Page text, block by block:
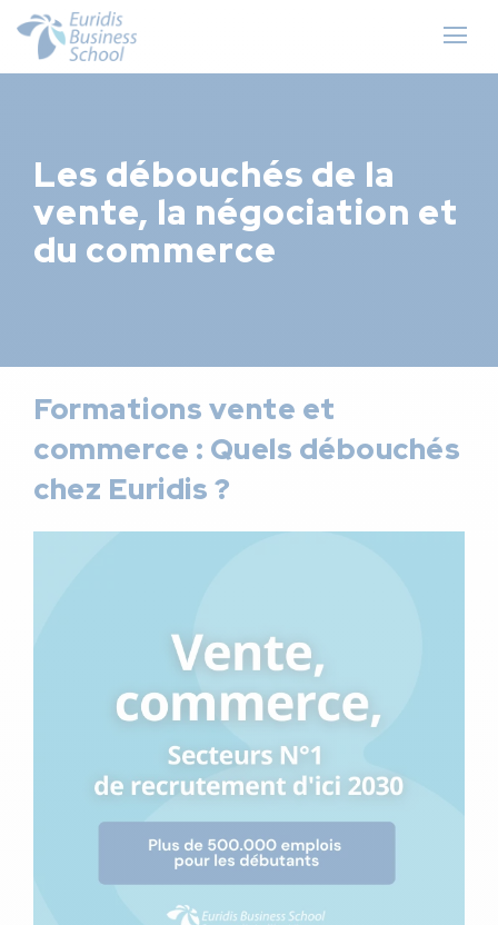
Les débouchés de la
vente, la négociation et
du commerce
Formations vente et
commerce : Quels débouchés
chez Euridis ?